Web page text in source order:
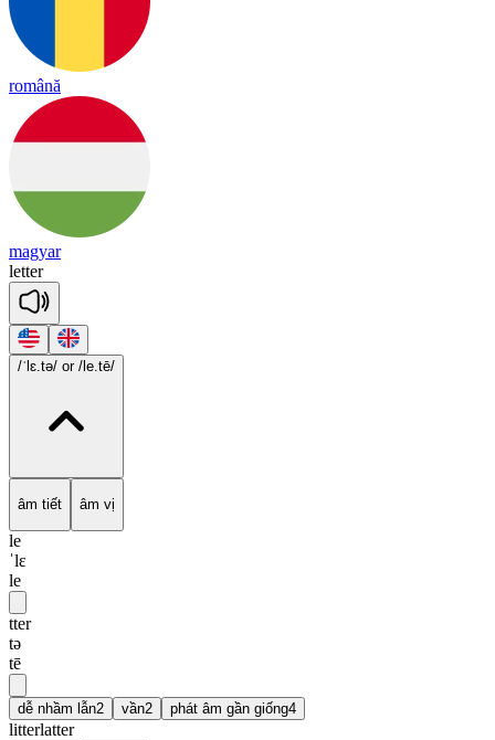
română
magyar
letter
/ˈlɛ.tə/ or /le.tē/
âm tiết âm vị
le
ˈlɛ
le
tter
tə
tē
dễ nhầm lẫn2 vần2 phát âm gần giống4
litterlatter